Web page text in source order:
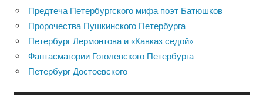
Предтеча Петербургского мифа поэт Батюшков
Пророчества Пушкинского Петербурга
Петербург Лермонтова и «Кавказ седой»
Фантасмагории Гоголевского Петербурга
Петербург Достоевского